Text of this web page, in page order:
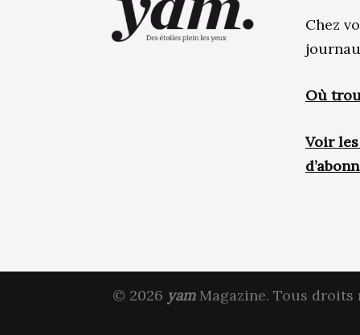
Chez
Où
Voir
© 2026 yamMagazine. Tous droits